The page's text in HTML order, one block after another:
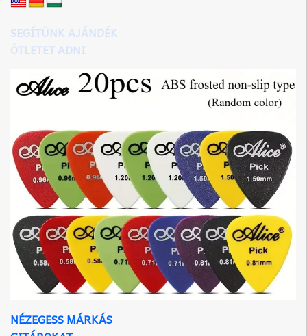
SEGÍTÜNK AJÁNDÉK
ÖTLETET ADNI
NÉZEGESS MÁRKÁS